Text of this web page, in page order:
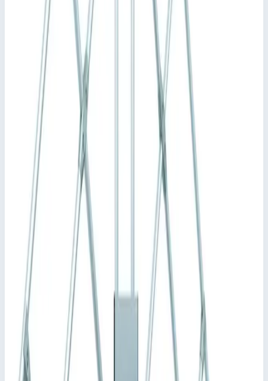
Добавить к сравнению
Описание
Стационарный переход Zarges 10 ступеней, ширина 600
мм. 40355939
Стационарная или передвижная платформа для
преодоления препятствий, также используется как
рабочая платформа с доступом с двух сторон. Просторная
платформа с ограждением для безопасной и эргономичной
работы на высоте.
Ширина ступеней: 600, 800 или 1000 мм.
В стандартной комплектации ступени и платформа
имеют покрытие из рифленого алюминия (R10). Прочие
варианты: стальная решетка (R12) и перфорированный
стальной лист (R13) для повышенной защиты от
скольжения.
Индивидуальная настройка длины платформы.
Вариант с ходовым механизмом для передвижного
исполнения.
Индивидуальная конфигурация перильного ограждения
платформы, варианты с поворотной дверцей или
защитной калиткой.
Максимальная универсальность благодаря возможности
демонтажа поручней и перил без применения
инструментов.
Быстрый и простой монтаж благодаря системе
соединителей ZARGES с высокой степенью
предварительной сборки.
Различные угла наклона: 45° для удобного подъема или
60° в условиях ограниченного пространства.
Подсказки и особенности